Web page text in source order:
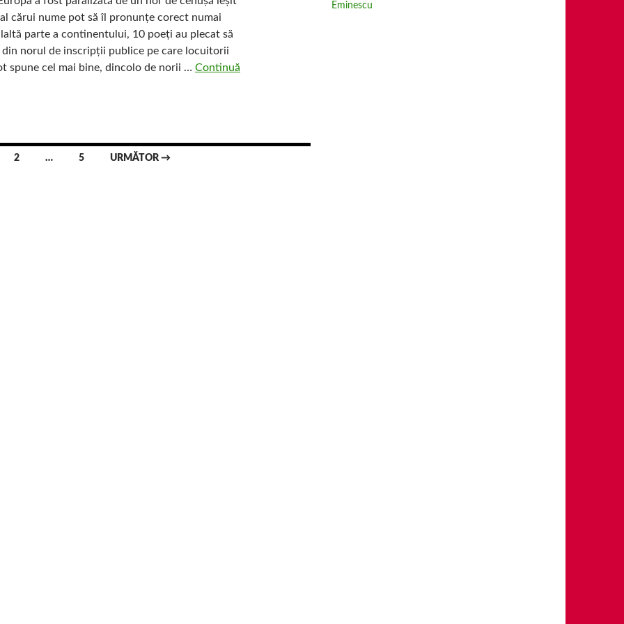
cărui nume pot să îl pronunțe corect numai
parte a continentului, 10 poeți au plecat să
din norul de inscripții publice pe care locuitorii
spune cel mai bine, dincolo de norii … Continuă
2 … 5 URMĂTOR →
Eminescu